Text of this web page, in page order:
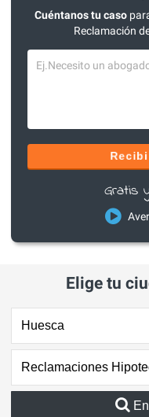
Cuéntanos tu caso
Reclamación
Gratis
Elige tu